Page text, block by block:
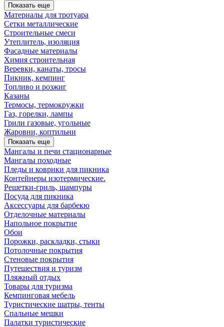
Показать еще
Материалы для тротуара
Сетки металлические
Строительные смеси
Утеплитель, изоляция
Фасадные материалы
Химия строительная
Веревки, канаты, тросы
Пикник, кемпинг
Топливо и розжиг
Казаны
Термосы, термокружки
Газ, горелки, лампы
Грили газовые, угольные
Жаровни, коптильни
Показать еще
Мангалы и печи стационарные
Мангалы походные
Пледы и коврики для пикника
Контейнеры изотермические.
Решетки-гриль, шампуры
Посуда для пикника
Аксессуары для барбекю
Отделочные материалы
Напольное покрытие
Обои
Порожки, раскладки, стыки
Потолочные покрытия
Стеновые покрытия
Путешествия и туризм
Пляжный отдых
Товары для туризма
Кемпинговая мебель
Туристические шатры, тенты
Спальные мешки
Палатки туристические